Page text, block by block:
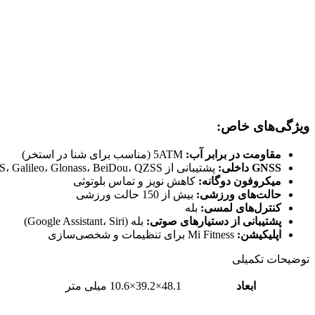
ویژگی‌های خاص:
مقاومت در برابر آب:
GNSS داخلی:
پشتیبانی از GPS، Galileo، Glonass، BeiDou، QZSS
میکروفون دوگانه: کاهش نویز و تماس بلوتوثی
حالت‌های ورزشی: بیش از 150 حالت ورزشی
کنترل‌های لمسی: بله
پشتیبانی از دستیارهای صوتی: بله (Google Assistant، Siri)
اپلیکیشن:
توضیحات تکمیلی
ابعاد 48.1×39.2×10.6 میلی متر